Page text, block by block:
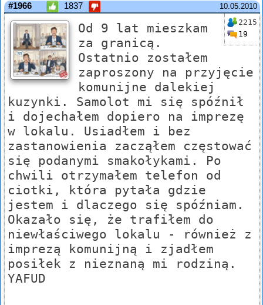
10.05.2010
#1966 1837
2215
19
Od 9 lat mieszkam
za granicą.
Ostatnio zostałem
zaproszony na przyjęcie
komunijne dalekiej
kuzynki. Samolot mi się spóźnił
i dojechałem dopiero na imprezę
w lokalu. Usiadłem i bez
zastanowienia zacząłem częstować
się podanymi smakołykami. Po
chwili otrzymałem telefon od
ciotki, która pytała gdzie
jestem i dlaczego się spóźniam.
Okazało się, że trafiłem do
niewłaściwego lokalu - również z
imprezą komunijną i zjadłem
posiłek z nieznaną mi rodziną.
YAFUD